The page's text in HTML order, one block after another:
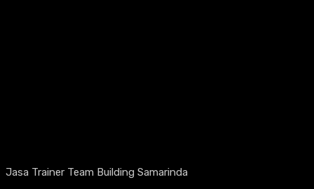
Jasa Trainer Team Building Samarinda